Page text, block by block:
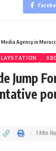
Agency in
Jump
1 Min